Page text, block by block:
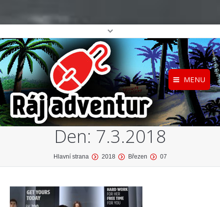
MENU
Registrace
Přihlášení
Home
O projektu
Katalog her
Den: 7.3.2018
Hlavní strana 2018 Březen 07